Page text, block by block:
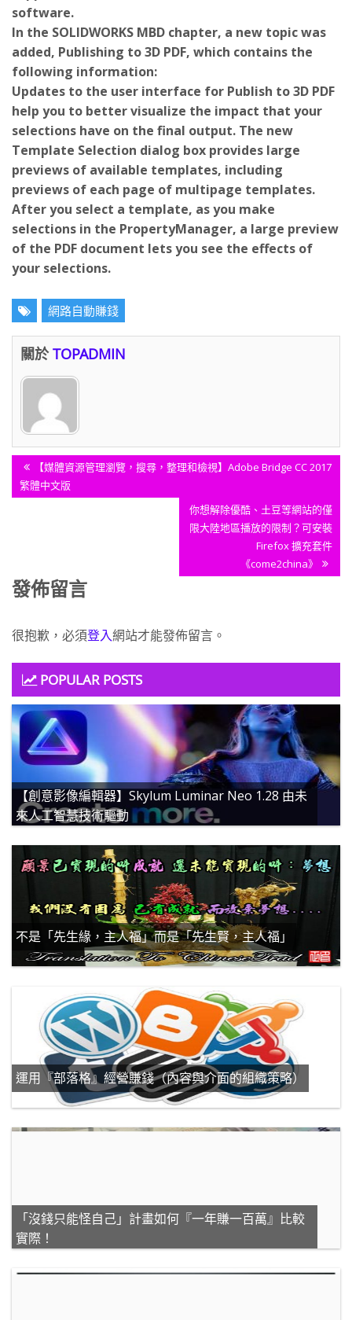
software.
In the SOLIDWORKS MBD chapter, a new topic was
added, Publishing to 3D PDF, which contains the
following information:
Updates to the user interface for Publish to 3D PDF
help you to better visualize the impact that your
selections have on the final output. The new
Template Selection dialog box provides large
previews of available templates, including
previews of each page of multipage templates.
After you select a template, as you make
selections in the PropertyManager, a large preview
of the PDF document lets you see the effects of
your selections.
網路自動賺錢
關於 TOPADMIN
文
章
Previous
Post:
【媒體資源管理瀏覽，搜尋，整理和檢視】Adobe Bridge CC 2017
繁體中文版
Next
Post:
你想解除優酷、土豆等網站的僅
限大陸地區播放的限制？可安裝
Firefox 擴充套件
《come2china》
發佈留言
很抱歉，必須登入網站才能發佈留言。
POPULAR POSTS
【創意影像編輯器】Skylum Luminar Neo 1.28 由未
來人工智慧技術驅動
不是「先生緣，主人福」而是「先生賢，主人福」
運用『部落格』經營賺錢（內容與介面的組織策略）
「沒錢只能怪自己」計畫如何『一年賺一百萬』比較
實際！